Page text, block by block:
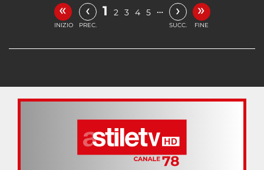
«
INIZIO
‹
PREC.
1 2 3 4 5 … ›
SUCC.
»
FINE